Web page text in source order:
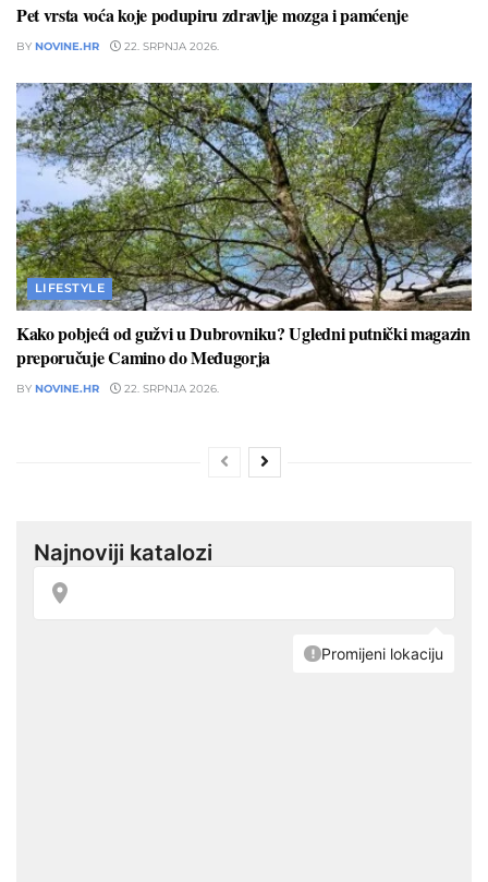
Pet vrsta voća koje podupiru zdravlje mozga i pamćenje
BY NOVINE.HR 22. SRPNJA 2026.
LIFESTYLE
Kako pobjeći od gužvi u Dubrovniku? Ugledni putnički magazin
preporučuje Camino do Međugorja
BY NOVINE.HR 22. SRPNJA 2026.